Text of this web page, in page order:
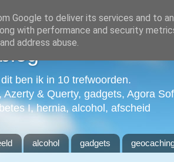
ben ik in 10 trefwoorden.
Azerty & Querty, gadgets, Agora
I, hernia, alcohol, afscheid
alcohol gadgets
Google to deliver its services and to
with performance and security
address abuse.